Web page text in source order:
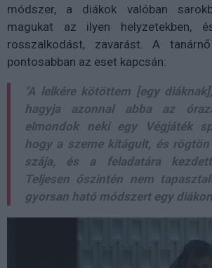
módszer, a diákok valóban
magukat az ilyen helyzetekben,
rosszalkodást, zavarást. A
pontosabban az eset kapcsán:
"A lelkére kötöttem [egy
hagyja azonnal abba az
elmondok neki egy Végjáték
hogy a szeme kitágult, és
szája, és a feladatára
Teljesen őszintén nem
gyorsan ható módszert egy